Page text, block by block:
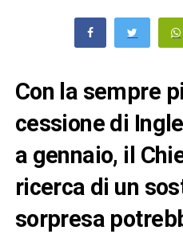
Con la sempre
cessione di
a gennaio, il
ricerca di un
sorpresa